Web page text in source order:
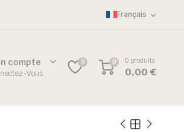
Français
compte
Vous
0 0 0 produits
0,00€